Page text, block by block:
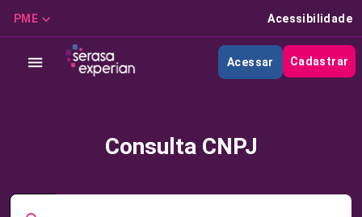
PME Acessibilidade
Acessar Cadastrar
Consulta CNPJ